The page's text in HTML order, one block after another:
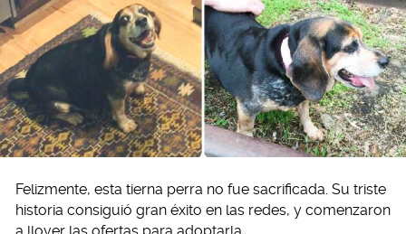
Felizmente, esta tierna perra no fue sacrificada. Su triste
historia consiguió gran éxito en las redes, y comenzaron